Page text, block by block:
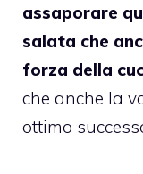
assaporare
salata che
forza della
che anche la
ottimo